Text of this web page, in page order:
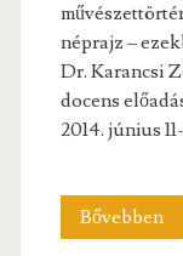
néprajz –
Dr. Karancsi
docens
2014. június
Bővebben